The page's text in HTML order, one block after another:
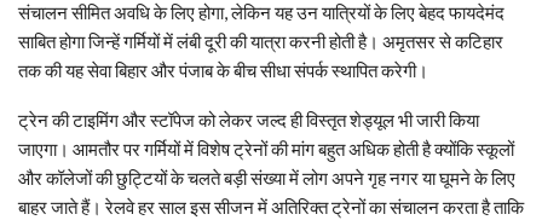
संचालन सीमित अवधि के लिए होगा, लेकिन यह उन यात्रियों के लिए बेहद फायदेमंद
साबित होगा जिन्हें गर्मियों में लंबी दूरी की यात्रा करनी होती है। अमृतसर से कटिहार
तक की यह सेवा बिहार और पंजाब के बीच सीधा संपर्क स्थापित करेगी।
ट्रेन की टाइमिंग और स्टॉपेज को लेकर जल्द ही विस्तृत शेड्यूल भी जारी किया
जाएगा। आमतौर पर गर्मियों में विशेष ट्रेनों की मांग बहुत अधिक होती है क्योंकि स्कूलों
और कॉलेजों की छुट्टियों के चलते बड़ी संख्या में लोग अपने गृह नगर या घूमने के लिए
बाहर जाते हैं। रेलवे हर साल इस सीजन में अतिरिक्त ट्रेनों का संचालन करता है ताकि